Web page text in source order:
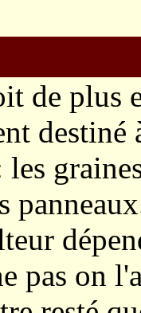
de plus
pas on